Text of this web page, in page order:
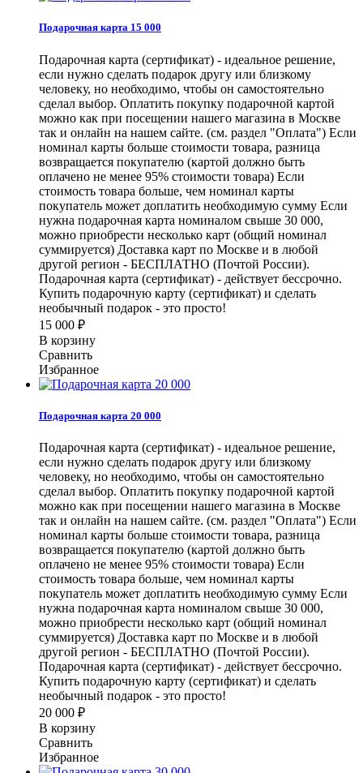
Подарочная карта 15 000
Подарочная карта (сертификат) - идеальное решение,
если нужно сделать подарок другу или близкому
человеку, но необходимо, чтобы он самостоятельно
сделал выбор. Оплатить покупку подарочной картой
можно как при посещении нашего магазина в Москве
так и онлайн на нашем сайте. (см. раздел "Оплата") Если
номинал карты больше стоимости товара, разница
возвращается покупателю (картой должно быть
оплачено не менее 95% стоимости товара) Если
стоимость товара больше, чем номинал карты
покупатель может доплатить необходимую сумму Если
нужна подарочная карта номиналом свыше 30 000,
можно приобрести несколько карт (общий номинал
суммируется) Доставка карт по Москве и в любой
другой регион - БЕСПЛАТНО (Почтой России).
Подарочная карта (сертификат) - действует бессрочно.
Купить подарочную карту (сертификат) и сделать
необычный подарок - это просто!
15 000 ₽
В корзину
Сравнить
Избранное
Подарочная карта 20 000
Подарочная карта (сертификат) - идеальное решение,
если нужно сделать подарок другу или близкому
человеку, но необходимо, чтобы он самостоятельно
сделал выбор. Оплатить покупку подарочной картой
можно как при посещении нашего магазина в Москве
так и онлайн на нашем сайте. (см. раздел "Оплата") Если
номинал карты больше стоимости товара, разница
возвращается покупателю (картой должно быть
оплачено не менее 95% стоимости товара) Если
стоимость товара больше, чем номинал карты
покупатель может доплатить необходимую сумму Если
нужна подарочная карта номиналом свыше 30 000,
можно приобрести несколько карт (общий номинал
суммируется) Доставка карт по Москве и в любой
другой регион - БЕСПЛАТНО (Почтой России).
Подарочная карта (сертификат) - действует бессрочно.
Купить подарочную карту (сертификат) и сделать
необычный подарок - это просто!
20 000 ₽
В корзину
Сравнить
Избранное